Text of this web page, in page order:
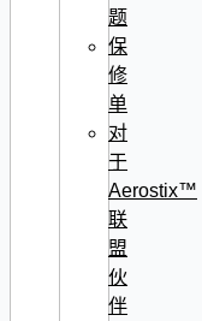
题
保
修
单
对
于
Aerostix™
联
盟
伙
伴